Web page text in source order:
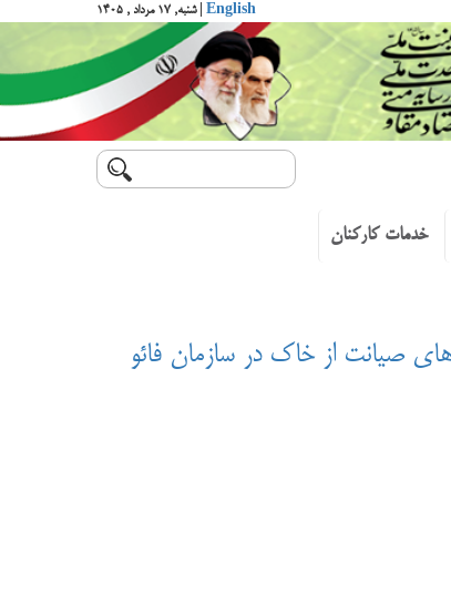
English | شنبه, ۱۷ مرداد , ۱۴۰۵
خدمات کارکنان
صیانت از خاک در سازمان فائو